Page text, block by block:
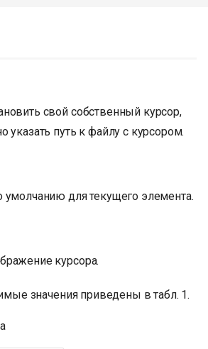
свой собственный курсор,
указать путь к файлу с курсором.
умолчанию для текущего элемента.
курсора.
значения приведены в табл. 1.